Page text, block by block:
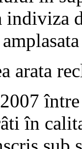
indiviza
arata
în